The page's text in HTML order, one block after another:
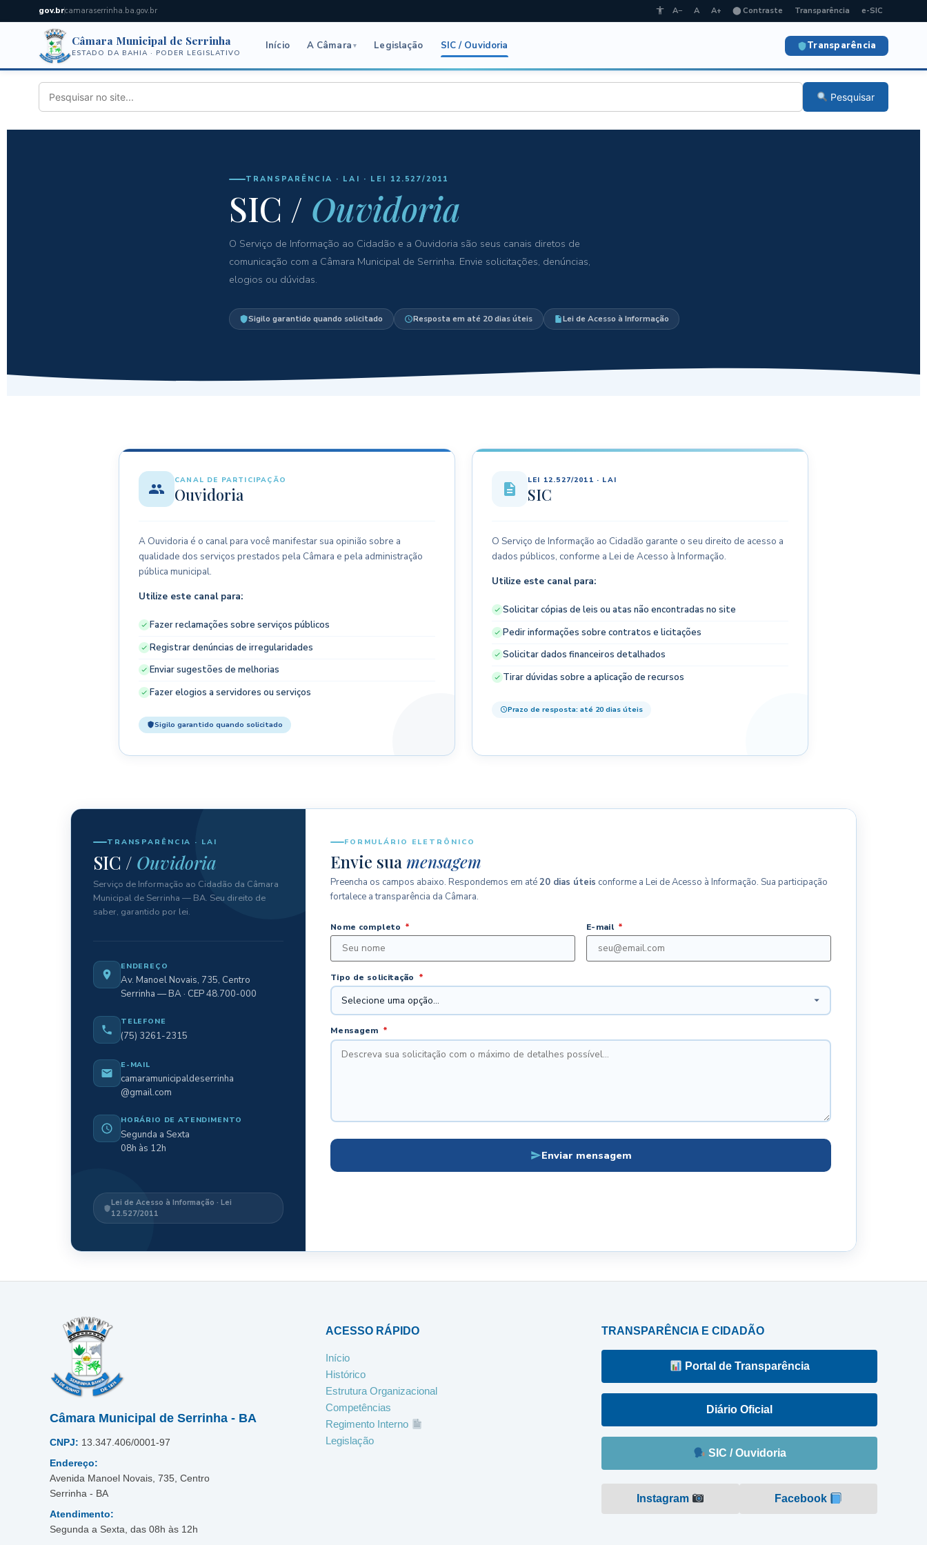
gov.brcamaraserrinha.ba.gov.br A− A A+ ⬤ Contraste Transparência e-SIC
Câmara Municipal de Serrinha
ESTADO DA BAHIA · PODER LEGISLATIVO
Início A Câmara ▾ Legislação SIC / Ouvidoria Transparência
Pesquisar
TRANSPARÊNCIA · LAI · LEI 12.527/2011
SIC / Ouvidoria
O Serviço de Informação ao Cidadão e a Ouvidoria são seus canais diretos de
comunicação com a Câmara Municipal de Serrinha. Envie solicitações, denúncias,
elogios ou dúvidas.
Sigilo garantido quando solicitado Resposta em até 20 dias úteis Lei de Acesso à Informação
CANAL DE PARTICIPAÇÃO
Ouvidoria
A Ouvidoria é o canal para você manifestar sua opinião sobre a
qualidade dos serviços prestados pela Câmara e pela administração
pública municipal.
Utilize este canal para:
Fazer reclamações sobre serviços públicos
Registrar denúncias de irregularidades
Enviar sugestões de melhorias
Fazer elogios a servidores ou serviços
Sigilo garantido quando solicitado
LEI 12.527/2011 · LAI
SIC
O Serviço de Informação ao Cidadão garante o seu direito de acesso a
dados públicos, conforme a Lei de Acesso à Informação.
Utilize este canal para:
Solicitar cópias de leis ou atas não encontradas no site
Pedir informações sobre contratos e licitações
Solicitar dados financeiros detalhados
Tirar dúvidas sobre a aplicação de recursos
Prazo de resposta: até 20 dias úteis
TRANSPARÊNCIA · LAI
SIC / Ouvidoria
Serviço de Informação ao Cidadão da Câmara
Municipal de Serrinha — BA. Seu direito de
saber, garantido por lei.
ENDEREÇO
Av. Manoel Novais, 735, Centro
Serrinha — BA · CEP 48.700-000
TELEFONE
(75) 3261-2315
E-MAIL
camaramunicipaldeserrinha
@gmail.com
HORÁRIO DE ATENDIMENTO
Segunda a Sexta
08h às 12h
Lei de Acesso à Informação · Lei
12.527/2011
FORMULÁRIO ELETRÔNICO
Envie suamensagem
Preencha os campos abaixo. Respondemos em até20 dias úteis conforme a Lei de Acesso à Informação. Sua participação
fortalece a transparência da Câmara.
Nome completo * E-mail *
Tipo de solicitação *
Mensagem *
Enviar mensagem
Câmara Municipal de Serrinha - BA
CNPJ: 13.347.406/0001-97
Endereço:
Avenida Manoel Novais, 735, Centro
Serrinha - BA
Atendimento:
Segunda a Sexta, das 08h às 12h
ACESSO RÁPIDO
Início
Histórico
Estrutura Organizacional
Competências
Regimento Interno
Legislação
TRANSPARÊNCIA E CIDADÃO
Portal de Transparência
Diário Oficial
SIC / Ouvidoria
Instagram Facebook